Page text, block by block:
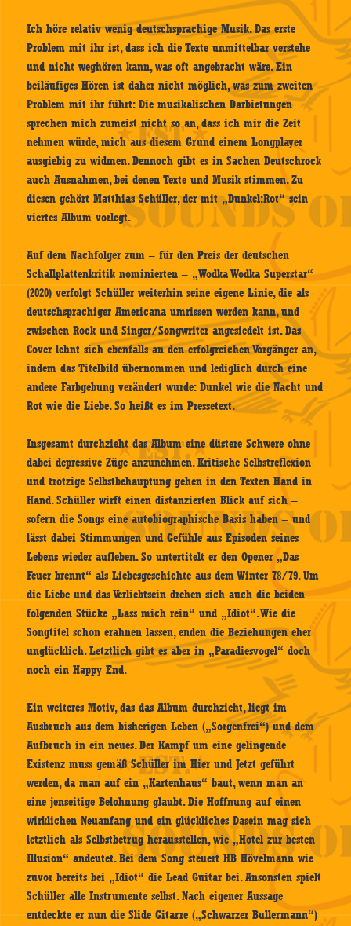
Ich höre relativ wenig deutschsprachige Musik. Das erste
Problem mit ihr ist, dass ich die Texte unmittelbar verstehe
und nicht weghören kann, was oft angebracht wäre. Ein
beiläufiges Hören ist daher nicht möglich, was zum zweiten
Problem mit ihr führt: Die musikalischen Darbietungen
sprechen mich zumeist nicht so an, dass ich mir die Zeit
nehmen würde, mich aus diesem Grund einem Longplayer
ausgiebig zu widmen. Dennoch gibt es in Sachen Deutschrock
auch Ausnahmen, bei denen Texte und Musik stimmen. Zu
diesen gehört Matthias Schüller, der mit „Dunkel:Rot“ sein
viertes Album vorlegt.
Auf dem Nachfolger zum – für den Preis der deutschen
Schallplattenkritik nominierten – „Wodka Wodka Superstar“
(2020) verfolgt Schüller weiterhin seine eigene Linie, die als
deutschsprachiger Americana umrissen werden kann, und
zwischen Rock und Singer/Songwriter angesiedelt ist. Das
Cover lehnt sich ebenfalls an den erfolgreichen Vorgänger an,
indem das Titelbild übernommen und lediglich durch eine
andere Farbgebung verändert wurde: Dunkel wie die Nacht und
Rot wie die Liebe. So heißt es im Pressetext.
Insgesamt durchzieht das Album eine düstere Schwere ohne
dabei depressive Züge anzunehmen. Kritische Selbstreflexion
und trotzige Selbstbehauptung gehen in den Texten Hand in
Hand. Schüller wirft einen distanzierten Blick auf sich –
sofern die Songs eine autobiographische Basis haben – und
lässt dabei Stimmungen und Gefühle aus Episoden seines
Lebens wieder aufleben. So untertitelt er den Opener „Das
Feuer brennt“ als Liebesgeschichte aus dem Winter 78/79. Um
die Liebe und das Verliebtsein drehen sich auch die beiden
folgenden Stücke „Lass mich rein“ und „Idiot“. Wie die
Songtitel schon erahnen lassen, enden die Beziehungen eher
unglücklich. Letztlich gibt es aber in „Paradiesvogel“ doch
noch ein Happy End.
Ein weiteres Motiv, das das Album durchzieht, liegt im
Ausbruch aus dem bisherigen Leben („Sorgenfrei“) und dem
Aufbruch in ein neues. Der Kampf um eine gelingende
Existenz muss gemäß Schüller im Hier und Jetzt geführt
werden, da man auf ein „Kartenhaus“ baut, wenn man an
eine jenseitige Belohnung glaubt. Die Hoffnung auf einen
wirklichen Neuanfang und ein glückliches Dasein mag sich
letztlich als Selbstbetrug herausstellen, wie „Hotel zur besten
Illusion“ andeutet. Bei dem Song steuert HB Hövelmann wie
zuvor bereits bei „Idiot“ die Lead Guitar bei. Ansonsten spielt
Schüller alle Instrumente selbst. Nach eigener Aussage
entdeckte er nun die Slide Gitarre („Schwarzer Bullermann“)